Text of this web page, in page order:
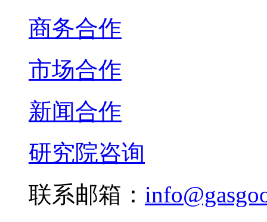
商务合作
市场合作
新闻合作
研究院咨询
联系邮箱：